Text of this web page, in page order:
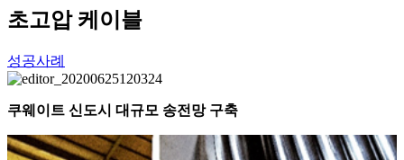
초고압 케이블
성공사례
쿠웨이트 신도시 대규모 송전망 구축